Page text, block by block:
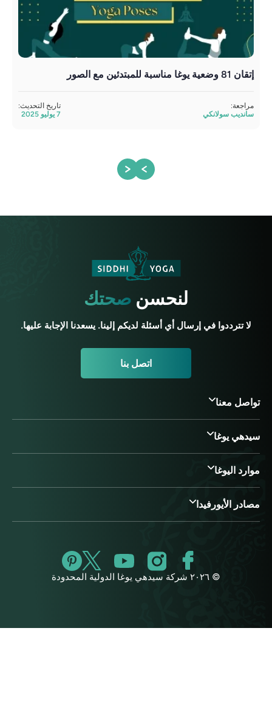
إتقان 81 وضعية يوغا مناسبة للمبتدئين مع الصور
مراجعة:
سانديب سولانكي
تاريخ التحديث:
لنحسنصحتك
لا تترددوا في إرسال أي أسئلة لديكم إلينا. يسعدنا الإجابة عليها.
اتصل بنا
تواصل معنا
سيدهي يوغا
موارد اليوغا
مصادر الأيورفيدا
© ٢٠٢٦ شركة سيدهي يوغا الدولية المحدودة